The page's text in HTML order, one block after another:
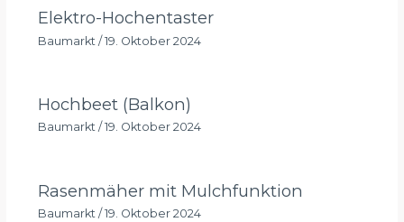
Elektro-Hochentaster
Baumarkt /19. Oktober 2024
Hochbeet (Balkon)
Baumarkt/ 19. Oktober 2024
Rasenmäher mit Mulchfunktion
Baumarkt/ 19. Oktober 2024